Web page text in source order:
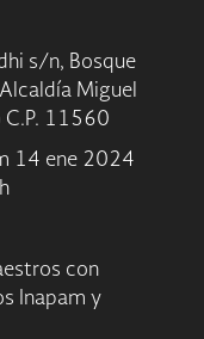
s/n, Bosque
Miguel
C.P. 11560
14 ene 2024
con
Inapam y